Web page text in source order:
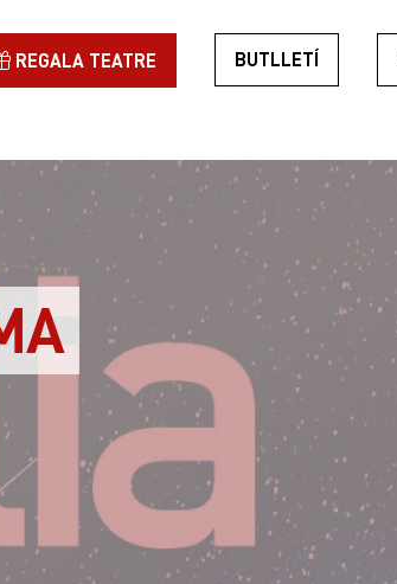
BUTLLETÍ
REGALA TEATRE